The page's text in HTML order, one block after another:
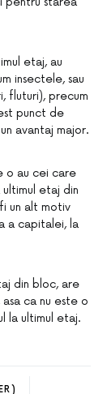
etaj, au
insectele, sau
fluturi), precum
punct de
avantaj major.
o au cei care
etaj din
un alt motiv
a capitalei, la
din bloc, are
ca nu este o
la ultimul etaj.